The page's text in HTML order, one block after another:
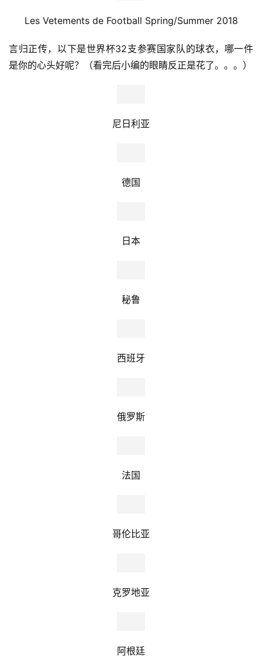
Les Vetements de Football Spring/Summer 2018
言归正传，以下是世界杯32支参赛国家队的球衣，哪一件
是你的心头好呢？（看完后小编的眼睛反正是花了。。。）
尼日利亚
德国
日本
秘鲁
西班牙
俄罗斯
法国
哥伦比亚
克罗地亚
阿根廷